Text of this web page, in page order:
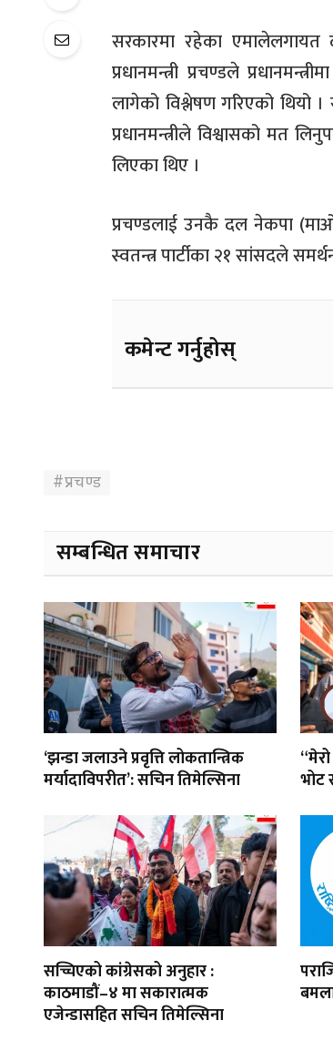
सरकारमा रहेका एमालेलगायत
प्रधानमन्त्री प्रचण्डले
लागेको विश्लेषण गरिएको थियो
प्रधानमन्त्रीले विश्वासको मत
लिएका थिए ।
प्रचण्डलाई उनकै दल नेकपा
स्वतन्त्र पार्टीका २१ सांसदले
कमेन्ट गर्नुहोस्
#प्रचण्ड
सम्बन्धित समाचार
‘झन्डा जलाउने प्रवृत्ति लोकतान्त्रिक
मर्यादाविपरीत’: सचिन तिमेल्सिना
भोट
सच्चिएको कांग्रेसको अनुहार :
काठमाडौं–४ मा सकारात्मक
एजेन्डासहित सचिन तिमेल्सिना